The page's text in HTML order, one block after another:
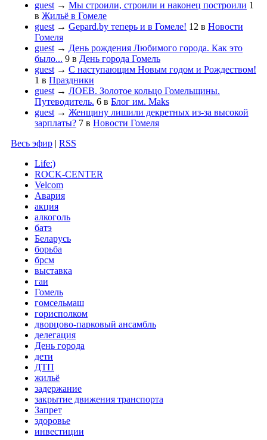
guest → Мы строили, строили и наконец построили 1
в Жильё в Гомеле
guest → Gepard.by теперь и в Гомеле! 12 в Новости
Гомеля
guest → День рождения Любимого города. Как это
было... 9 в День города Гомель
guest → С наступающим Новым годом и Рождеством!
1 в Праздники
guest → ЛОЕВ. Золотое кольцо Гомельщины.
Путеводитель. 6 в Блог им. Maks
guest → Женщину лишили декретных из-за высокой
зарплаты? 7 в Новости Гомеля
Весь эфир | RSS
Life:)
ROCK-CENTER
Velcom
Авария
акция
алкоголь
батэ
Беларусь
борьба
брсм
выставка
гаи
Гомель
гомсельмаш
горисполком
дворцово-парковый ансамбль
делегация
День города
дети
ДТП
жильё
задержание
закрытие движения транспорта
Запрет
здоровье
инвестиции